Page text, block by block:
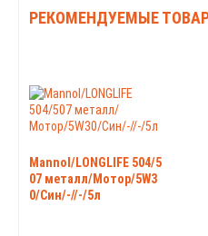
РЕКОМЕНДУЕМЫЕ
Mannol/LONGLIFE 504/5
07 металл/Мотор/5W3
0/Син/-//-/5л